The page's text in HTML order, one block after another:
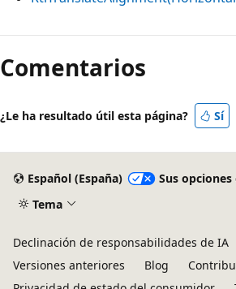
Modo
de
lectura
Comentarios
¿Le ha resultado útil esta página? Sí
Español (España)
Sus
Tema
Declinación de responsabilidades de IA
Versiones anteriores
Blog